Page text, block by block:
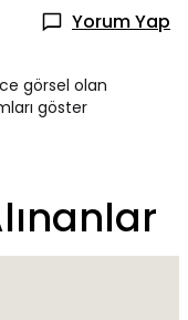
Yorum Yap
görsel olan
göster